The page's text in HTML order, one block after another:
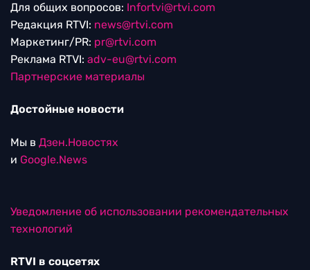
Для общих вопросов: Infortvi@rtvi.com
Редакция RTVI: news@rtvi.com
Маркетинг/PR: pr@rtvi.com
Реклама RTVI: adv-eu@rtvi.com
Партнерские материалы
Достойные новости
Мы в Дзен.Новостях
и Google.News
Уведомление об использовании рекомендательных
технологий
RTVI в соцсетях